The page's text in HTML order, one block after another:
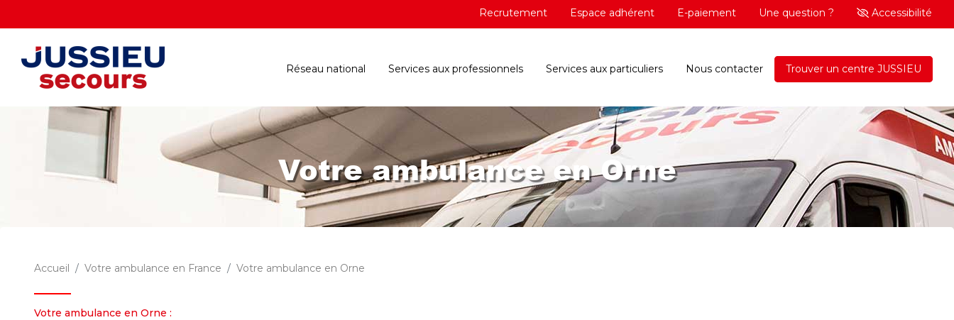
Recrutement Espace adhérent E-paiement Une question ? Accessibilité
Réseau national Services aux professionnels Services aux particuliers Nous contacter Trouver un centre JUSSIEU
Votre ambulance en Orne
Accueil Votre ambulance en France Votre ambulance en Orne
Votre ambulance en Orne :